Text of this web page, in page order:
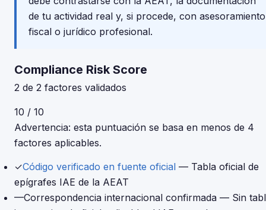
de tu actividad real y, si procede, con asesoramiento
fiscal o jurídico profesional.
Compliance Risk Score
2 de 2 factores validados
10 / 10
Advertencia: esta puntuación se basa en menos de 4
factores aplicables.
✓Código verificado en fuente oficial — Tabla oficial de
epígrafes IAE de la AEAT
—Correspondencia internacional confirmada — Sin